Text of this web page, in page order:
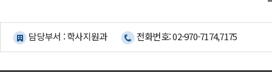
담당부서 : 학사지원과 전화번호: 02-970-7174,7175